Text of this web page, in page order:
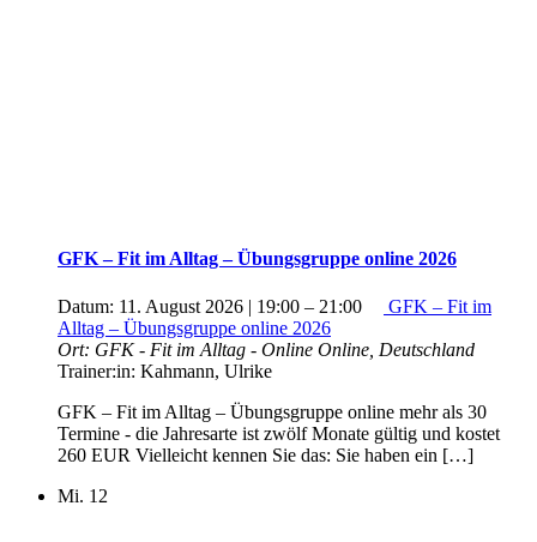
GFK – Fit im Alltag – Übungsgruppe online 2026
Datum: 11. August 2026 | 19:00 – 21:00
GFK – Fit im
Alltag – Übungsgruppe online 2026
Ort: GFK - Fit im Alltag - Online Online, Deutschland
Trainer:in: Kahmann, Ulrike
GFK – Fit im Alltag – Übungsgruppe online mehr als 30
Termine - die Jahresarte ist zwölf Monate gültig und kostet
260 EUR Vielleicht kennen Sie das: Sie haben ein […]
Mi. 12